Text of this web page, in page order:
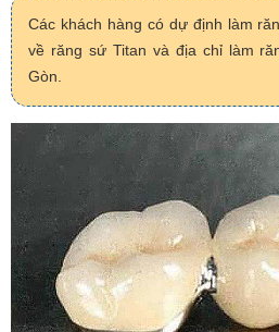
Các khách hàng có dự định làm
về răng sứ Titan và địa chỉ làm
Gòn.